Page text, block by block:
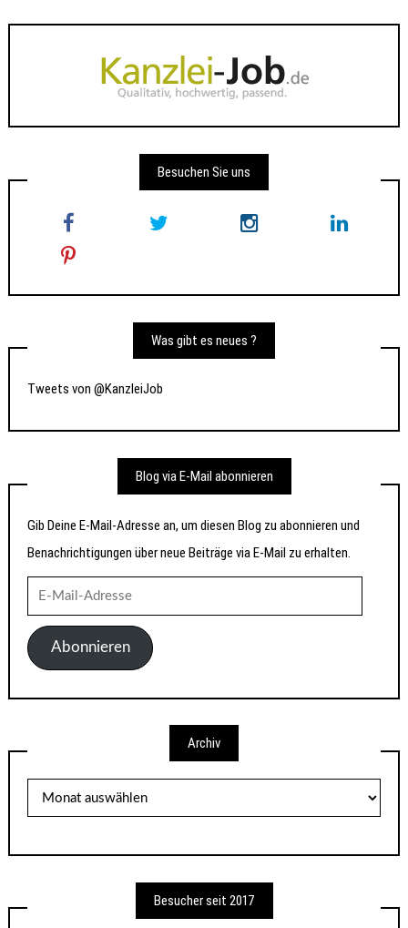
Besuchen Sie uns
Was gibt es neues ?
Tweets von @KanzleiJob
Blog via E-Mail abonnieren
Gib Deine E-Mail-Adresse an, um diesen Blog zu abonnieren und
Benachrichtigungen über neue Beiträge via E-Mail zu erhalten.
Mail-
AdresseAbonnieren
Archiv
Besucher seit 2017